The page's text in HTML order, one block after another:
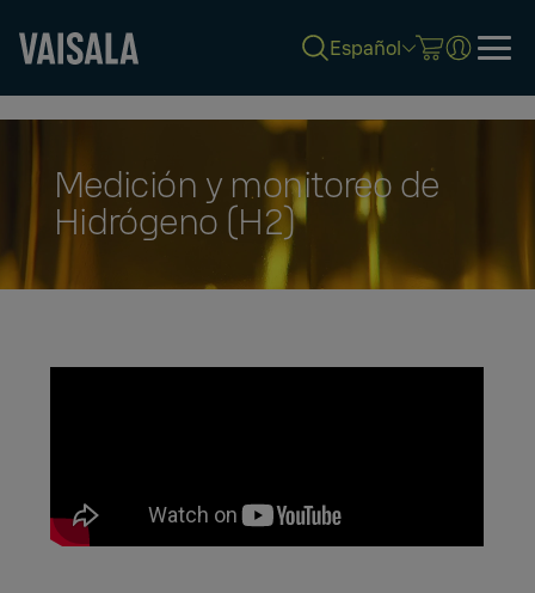
content
Español
Medición y monitoreo de
Hidrógeno (H2)